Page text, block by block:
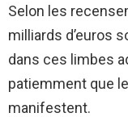
Selon les
milliards d’euros
dans ces limbes
patiemment que
manifestent.